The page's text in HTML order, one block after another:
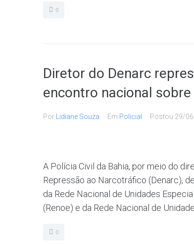
0
Diretor do Denarc
encontro nacional
Por Lidiane Souza Em Policial Postou 29/
A Polícia Civil da Bahia, por meio do
Repressão ao Narcotráfico (Denarc),
da Rede Nacional de Unidades
(Renoe) e da Rede Nacional de
0